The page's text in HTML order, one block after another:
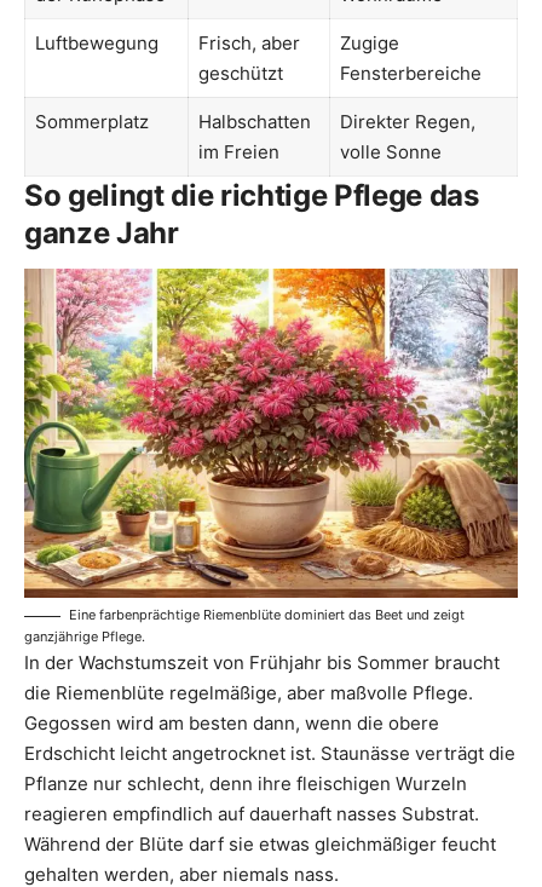
Luftbewegung
Frisch, aber
geschützt
Zugige
Fensterbereiche
Sommerplatz
Halbschatten
im Freien
Direkter Regen,
volle Sonne
So gelingt die richtige Pflege das
ganze Jahr
Eine farbenprächtige Riemenblüte dominiert das Beet und zeigt
ganzjährige Pflege.
In der Wachstumszeit von Frühjahr bis Sommer braucht
die Riemenblüte regelmäßige, aber maßvolle Pflege.
Gegossen wird am besten dann, wenn die obere
Erdschicht leicht angetrocknet ist. Staunässe verträgt die
Pflanze nur schlecht, denn ihre fleischigen Wurzeln
reagieren empfindlich auf dauerhaft nasses Substrat.
Während der Blüte darf sie etwas gleichmäßiger feucht
gehalten werden, aber niemals nass.